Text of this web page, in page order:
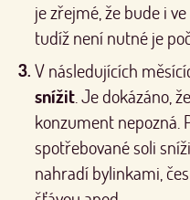
je zřejmé, že bude i
tudíž není nutné je
V následujících
snížit. Je dokázáno,
konzument nepozná.
spotřebované soli
nahradí bylinkami,